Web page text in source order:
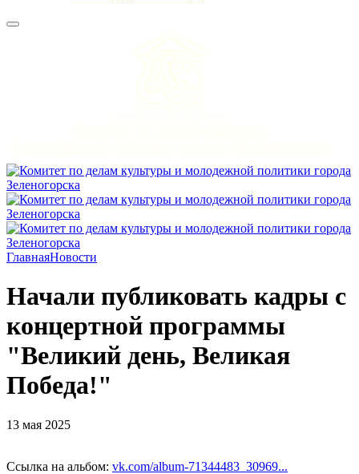
ГлавнаяНовости
Начали публиковать кадры с
концертной программы
"Великий день, Великая
Победа!"
13 мая 2025
Ссылка на альбом: vk.com/album-71344483_30969...